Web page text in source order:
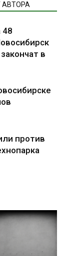
АВТОРА
48
в
против